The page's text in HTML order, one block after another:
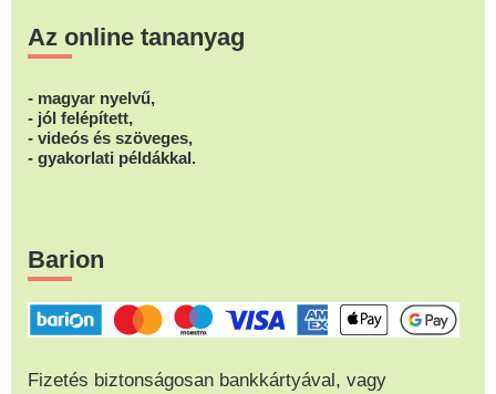
Az online tananyag
- magyar nyelvű,
- jól felépített,
- videós és szöveges,
- gyakorlati példákkal.
Barion
Fizetés biztonságosan bankkártyával, vagy